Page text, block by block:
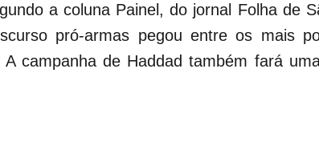
a coluna Painel, do jornal Folha de
pró-armas pegou entre os mais
A campanha de Haddad também fará